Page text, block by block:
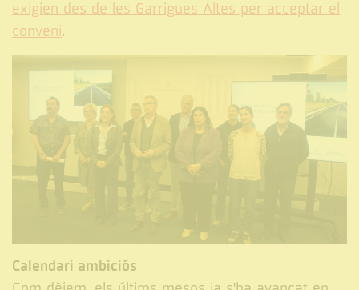
exigien des de les Garrigues Altes per acceptar el
conveni.
Calendari ambiciós